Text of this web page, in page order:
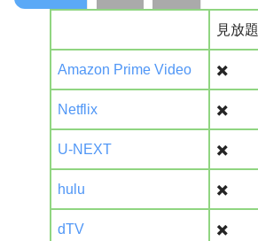
見放題
Amazon Prime Video ✖️
Netflix ✖️
U-NEXT ✖️
hulu ✖️
dTV ✖️